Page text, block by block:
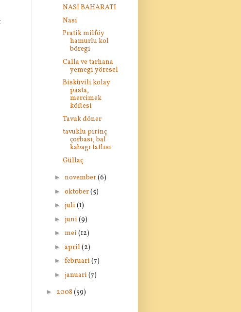
NASİ BAHARATI
Nasi
Pratik milföy
hamurlu kol
böregi
Calla ve tarhana
yemegi yöresel
Bisküvili kolay
pasta,
mercimek
köftesi
Tavuk döner
tavuklu pirinç
çorbası, bal
kabagı tatlısı
Güllaç
► november(6)
► oktober(5)
► juli (1)
► juni (9)
► mei (12)
► april (2)
► februari (7)
► januari (7)
► 2008 (59)